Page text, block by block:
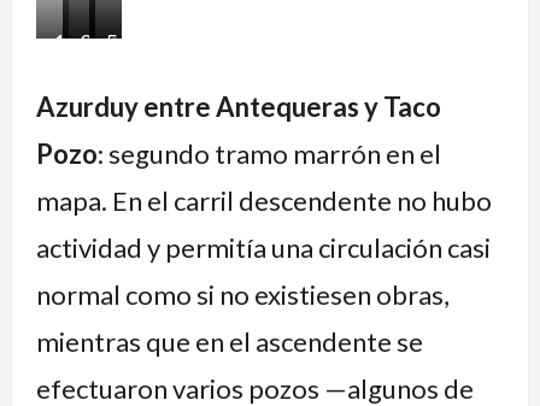
1.
desde
Rosas:
tramo
tierra
2.
desde
Azurduy
3.
solo
calzada
descendente
4.
y
Antequeras:
inicia
ascendente
5.
pavimento
en
Azurduy
Antequeras
Azurduy entre Antequeras y Taco
Pozo: segundo tramo marrón en el
mapa. En el carril descendente no hubo
actividad y permitía una circulación casi
normal como si no existiesen obras,
mientras que en el ascendente se
efectuaron varios pozos —algunos de